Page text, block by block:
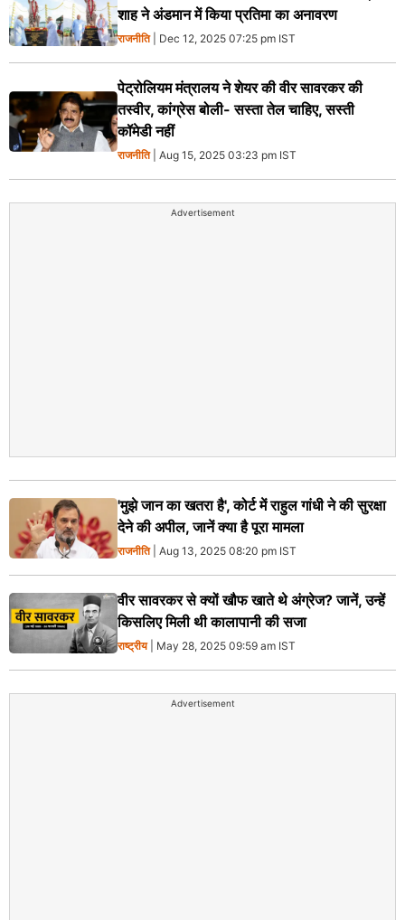
शाह ने अंडमान में किया प्रतिमा का अनावरण
राजनीति| Dec 12, 2025 07:25 pm IST
पेट्रोलियम मंत्रालय ने शेयर की वीर सावरकर की
तस्वीर, कांग्रेस बोली- सस्ता तेल चाहिए, सस्ती
कॉमेडी नहीं
राजनीति| Aug 15, 2025 03:23 pm IST
Advertisement
'मुझे जान का खतरा है', कोर्ट में राहुल गांधी ने की सुरक्षा
देने की अपील, जानें क्या है पूरा मामला
राजनीति| Aug 13, 2025 08:20 pm IST
वीर सावरकर से क्यों खौफ खाते थे अंग्रेज? जानें, उन्हें
किसलिए मिली थी कालापानी की सजा
राष्ट्रीय| May 28, 2025 09:59 am IST
Advertisement